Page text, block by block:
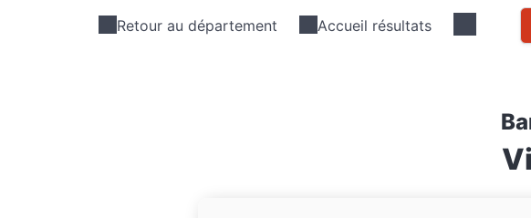
Retour au département Accueil résultats